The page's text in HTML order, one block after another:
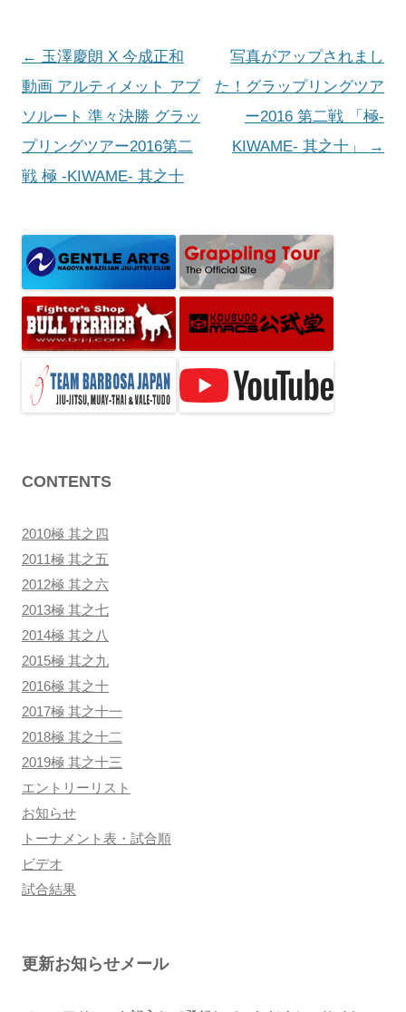
投
稿
ナ
ビ
ゲ
シ
ョ
ン
← 玉澤慶朗 X 今成正和
動画 アルティメット アブ
ソルート 準々決勝 グラッ
プリングツアー2016第二
戦 極 -KIWAME- 其之十
写真がアップされまし
た！グラップリングツア
ー2016 第二戦 「極-
KIWAME- 其之十」
→
CONTENTS
2010極 其之四
2011極 其之五
2012極 其之六
2013極 其之七
2014極 其之八
2015極 其之九
2016極 其之十
2017極 其之十一
2018極 其之十二
2019極 其之十三
エントリーリスト
お知らせ
トーナメント表・試合順
ビデオ
試合結果
更新お知らせメール